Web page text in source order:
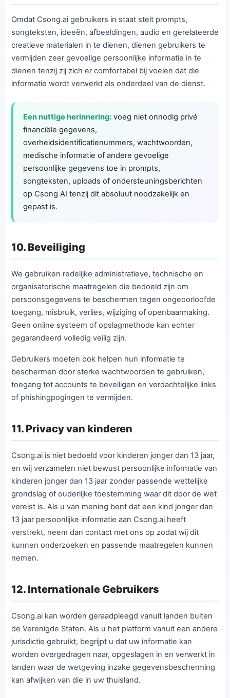
Omdat Csong.ai gebruikers in staat stelt prompts,
songteksten, ideeën, afbeeldingen, audio en gerelateerde
creatieve materialen in te dienen, dienen gebruikers te
vermijden zeer gevoelige persoonlijke informatie in te
dienen tenzij zij zich er comfortabel bij voelen dat die
informatie wordt verwerkt als onderdeel van de dienst.
Een nuttige herinnering: voeg niet onnodig privé
financiële gegevens,
overheidsidentificatienummers, wachtwoorden,
medische informatie of andere gevoelige
persoonlijke gegevens toe in prompts,
songteksten, uploads of ondersteuningsberichten
op Csong AI tenzij dit absoluut noodzakelijk en
gepast is.
10. Beveiliging
We gebruiken redelijke administratieve, technische en
organisatorische maatregelen die bedoeld zijn om
persoonsgegevens te beschermen tegen ongeoorloofde
toegang, misbruik, verlies, wijziging of openbaarmaking.
Geen online systeem of opslagmethode kan echter
gegarandeerd volledig veilig zijn.
Gebruikers moeten ook helpen hun informatie te
beschermen door sterke wachtwoorden te gebruiken,
toegang tot accounts te beveiligen en verdachtelijke links
of phishingpogingen te vermijden.
11. Privacy van kinderen
Csong.ai is niet bedoeld voor kinderen jonger dan 13 jaar,
en wij verzamelen niet bewust persoonlijke informatie van
kinderen jonger dan 13 jaar zonder passende wettelijke
grondslag of ouderlijke toestemming waar dit door de wet
vereist is. Als u van mening bent dat een kind jonger dan
13 jaar persoonlijke informatie aan Csong.ai heeft
verstrekt, neem dan contact met ons op zodat wij dit
kunnen onderzoeken en passende maatregelen kunnen
nemen.
12. Internationale Gebruikers
Csong.ai kan worden geraadpleegd vanuit landen buiten
de Verenigde Staten. Als u het platform vanuit een andere
jurisdictie gebruikt, begrijpt u dat uw informatie kan
worden overgedragen naar, opgeslagen in en verwerkt in
landen waar de wetgeving inzake gegevensbescherming
kan afwijken van die in uw thuisland.